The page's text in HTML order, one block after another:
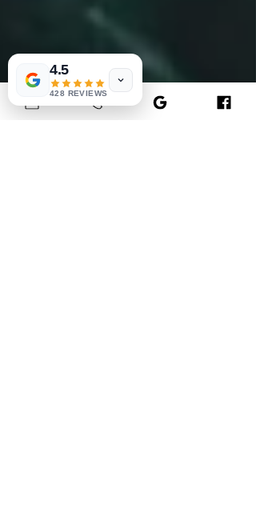
4.5
428 REVIEWS